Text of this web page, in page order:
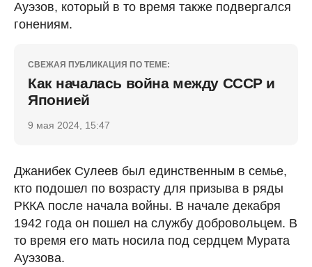
Ауэзов, который в то время также подвергался
гонениям.
СВЕЖАЯ ПУБЛИКАЦИЯ ПО ТЕМЕ:
Как началась война между СССР и
Японией
9 мая 2024, 15:47
Джанибек Сулеев был единственным в семье,
кто подошел по возрасту для призыва в ряды
РККА после начала войны. В начале декабря
1942 года он пошел на службу добровольцем. В
то время его мать носила под сердцем Мурата
Ауэзова.